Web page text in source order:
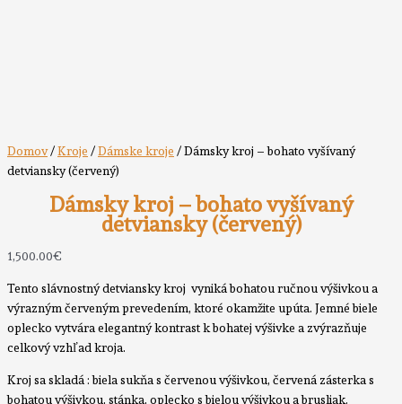
Domov/Kroje /Dámske kroje / Dámsky kroj – bohato vyšívaný
detviansky (červený)
Dámsky kroj – bohato vyšívaný
detviansky (červený)
1,500.00€
Tento slávnostný detviansky kroj vyniká bohatou ručnou výšivkou a
výrazným červeným prevedením, ktoré okamžite upúta. Jemné biele
oplecko vytvára elegantný kontrast k bohatej výšivke a zvýrazňuje
celkový vzhľad kroja.
Kroj sa skladá : biela sukňa s červenou výšivkou, červená zásterka s
bohatou výšivkou, stánka, oplecko s bielou výšivkou a brusliak.